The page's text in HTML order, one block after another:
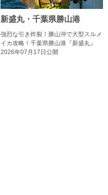
新盛丸・千葉県勝山港
強烈な引き炸裂！勝山沖で大型スルメ
イカ攻略！千葉県勝山港『新盛丸』
2026年07月17日公開